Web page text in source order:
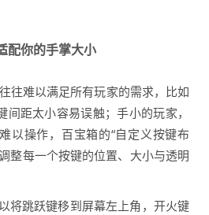
配你的手掌大小
往难以满足所有玩家的需求，比如
距太小容易误触；手小的玩家，
以操作，百宝箱的“自定义按键布
整每一个按键的位置、大小与透明
将跳跃键移到屏幕左上角，开火键